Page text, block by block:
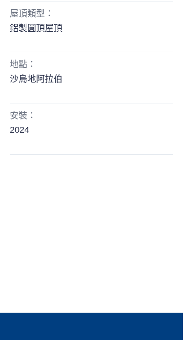
屋頂類型：
鋁製圓頂屋頂
地點：
沙烏地阿拉伯
安裝：
2024